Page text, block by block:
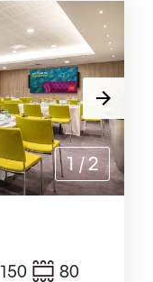
150
80
1 /2